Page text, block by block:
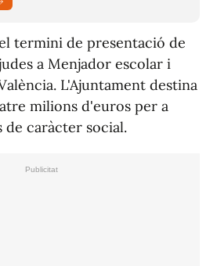
termini de presentació de
a Menjador escolar i
L'Ajuntament destina
milions d'euros per a
de caràcter social.